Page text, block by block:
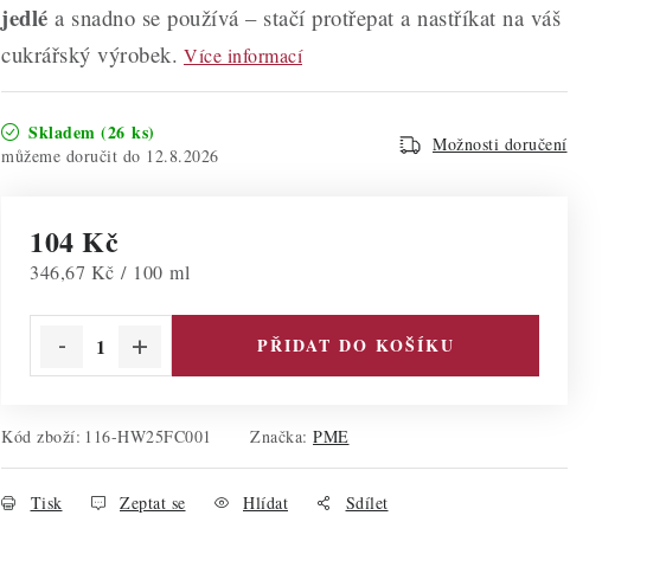
jedlé a snadno se používá – stačí protřepat a nastříkat na váš
cukrářský výrobek. Více informací
Skladem (26 ks)
12.8.2026
Možnosti doručení
104 Kč
Měrná cena:
346,67 Kč / 100 ml
PŘIDAT DO KOŠÍKU
Kód zboží: 116-HW25FC001 Značka: PME
Tisk Zeptat se Hlídat Sdílet